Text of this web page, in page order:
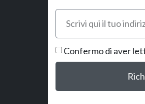
Confermo di aver